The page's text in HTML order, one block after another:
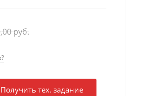
руб.
Получить тех. задание